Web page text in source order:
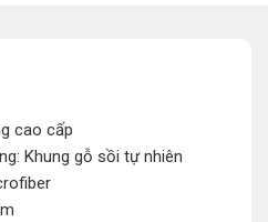
cao cấp
Khung gỗ sồi tự nhiên